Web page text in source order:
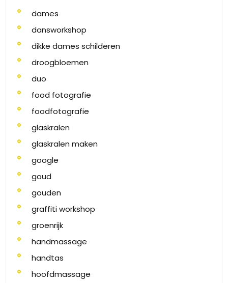
dames
dansworkshop
dikke dames schilderen
droogbloemen
duo
food fotografie
foodfotografie
glaskralen
glaskralen maken
google
goud
gouden
graffiti workshop
groenrijk
handmassage
handtas
hoofdmassage